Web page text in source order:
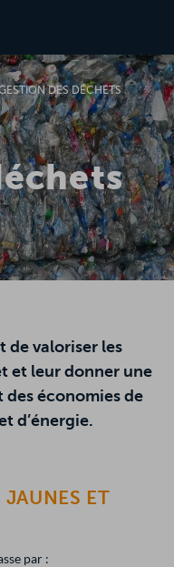
DES DÉCHETS
de valoriser les
et leur donner une
économies de
d’énergie.
JAUNES ET
par :